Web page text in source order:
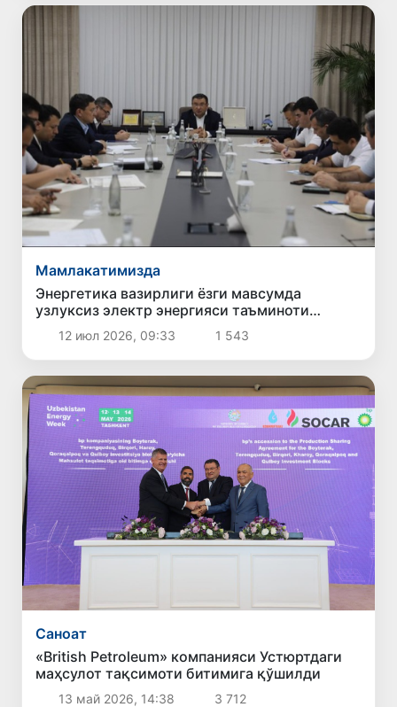
Мамлакатимизда
Энергетика вазирлиги ёзги мавсумда
узлуксиз электр энергияси таъминоти
бўйича чораларни кучайтирмоқда
12 июл 2026, 09:33 1 543
Саноат
«British Petroleum» компанияси Устюртдаги
маҳсулот тақсимоти битимига қўшилди
13 май 2026, 14:38 3 712